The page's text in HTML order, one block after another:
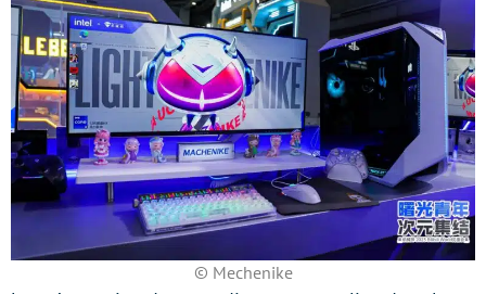
© Mechenike